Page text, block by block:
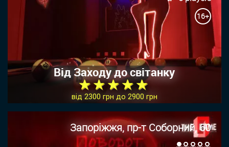
16+
Від Заходу до світанку
★ ★ ★ ★ ★
від 2300 грн до 2900 грн
Запоріжжя, пр-т Соборний, 60